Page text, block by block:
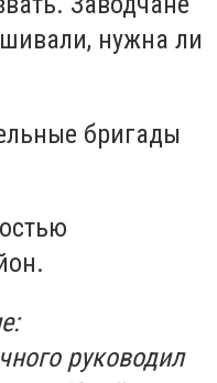
нужна ли
бригады
руководил